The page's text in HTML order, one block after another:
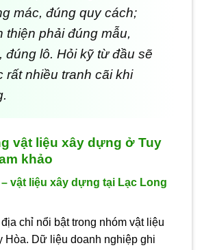
mác, đúng quy cách;
thiện phải đúng mẫu,
đúng lô. Hỏi kỹ từ đầu sẽ
rất nhiều tranh cãi khi
vật liệu xây dựng ở Tuy
khảo
vật liệu xây dựng tại Lạc Long
địa chỉ nổi bật trong nhóm vật liệu
Hòa. Dữ liệu doanh nghiệp ghi